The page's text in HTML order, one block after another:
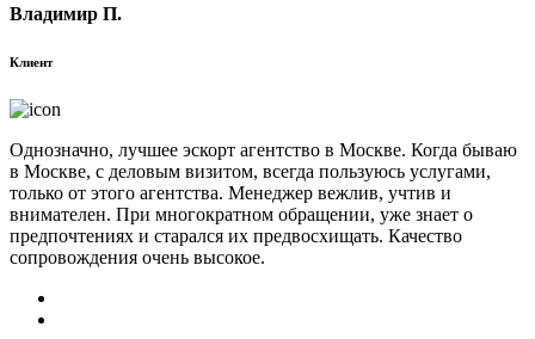
Владимир П.
Клиент
Однозначно, лучшее эскорт агентство в Москве. Когда бываю
в Москве, с деловым визитом, всегда пользуюсь услугами,
только от этого агентства. Менеджер вежлив, учтив и
внимателен. При многократном обращении, уже знает о
предпочтениях и старался их предвосхищать. Качество
сопровождения очень высокое.